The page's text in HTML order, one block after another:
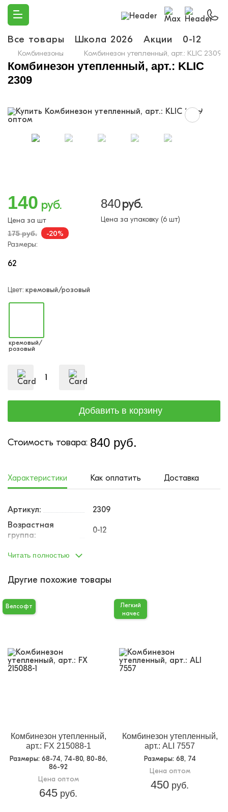
Все товары Школа 2026 Акции 0-12
Комбинезоны Комбинезон утепленный, арт.: KLIC 2309
Комбинезон утепленный, арт.: KLIC
2309
175 руб. -20%
140 руб.
Цена за шт
840руб.
Цена за упаковку (6 шт)
Размеры:
62
Цвет: кремовый/розовый
кремовый/
розовый
Стоимость товара: 840 руб.
Характеристики Как оплатить Доставка
Артикул:
2309
Возрастная
группа:
0-12
Возраст от:
0
Производство:
Материал:
Футер легкий начес
Доп.параметр:
короткий рукав
Читать полностью
Другие похожие товары
Велсофт
Комбинезон утепленный,
арт.: FX 215088-1
Размеры: 68-74, 74-80, 80-86,
86-92
Цена оптом
645 руб.
Легкий
начес
Комбинезон утепленный,
арт.: ALI 7557
Размеры: 68, 74
Цена оптом
450 руб.